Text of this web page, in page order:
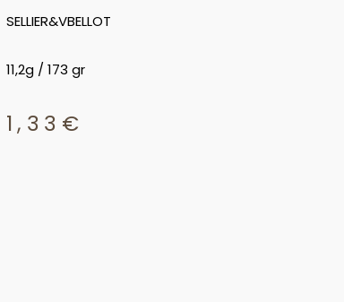
SELLIER&VBELLOT
11,2g / 173 gr
1,33 €